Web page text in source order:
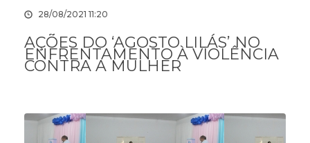
28/08/2021 11:20
AÇÕES DO ‘AGOSTO LILÁS’ NO
ENFRENTAMENTO À VIOLÊNCIA
CONTRA A MULHER